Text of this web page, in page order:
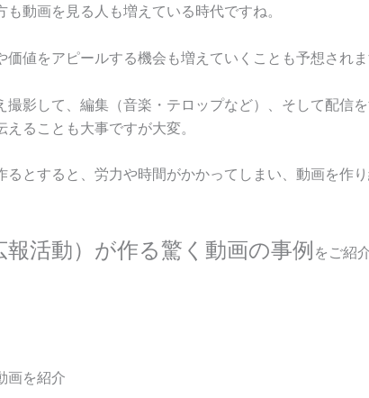
動画を見る人も増えている時代ですね。
値をアピールする機会も増えていくことも予想されま
撮影して、編集（音楽・テロップなど）、そして配信
ることも大事ですが大変。
るとすると、労力や時間がかかってしまい、動画を作
報活動）が作る驚く動画の事例 をご紹
画を紹介